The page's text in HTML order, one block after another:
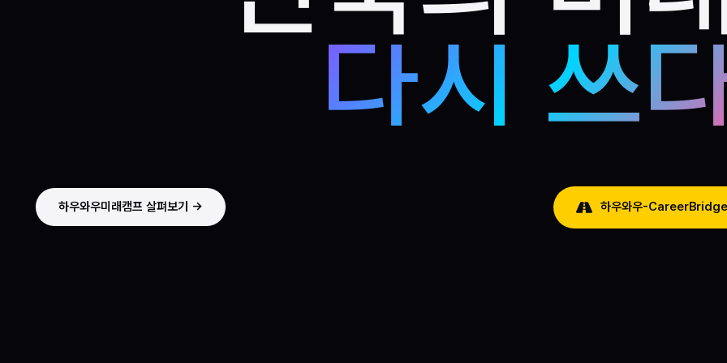
다시 쓰
하우와우미래캠프 살펴보기 -> 하우와우-CareerBridge